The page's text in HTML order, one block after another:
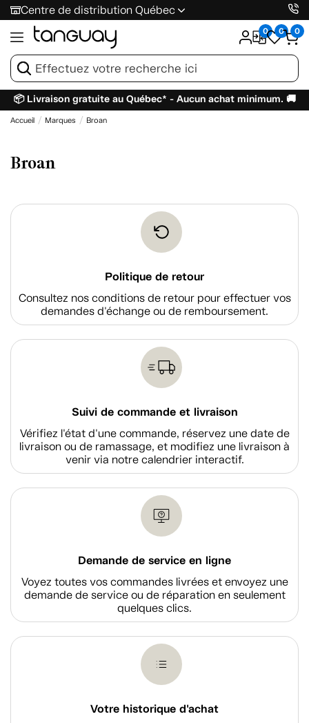
Centre de distribution Québec
0 0 0
📦 Livraison gratuite au Québec* - Aucun achat minimum. 🚚
Accueil Marques Broan
Broan
Politique de retour
Consultez nos conditions de retour pour effectuer vos
demandes d'échange ou de remboursement.
Suivi de commande et livraison
Vérifiez l'état d'une commande, réservez une date de
livraison ou de ramassage, et modifiez une livraison à
venir via notre calendrier interactif.
Demande de service en ligne
Voyez toutes vos commandes livrées et envoyez une
demande de service ou de réparation en seulement
quelques clics.
Votre historique d'achat